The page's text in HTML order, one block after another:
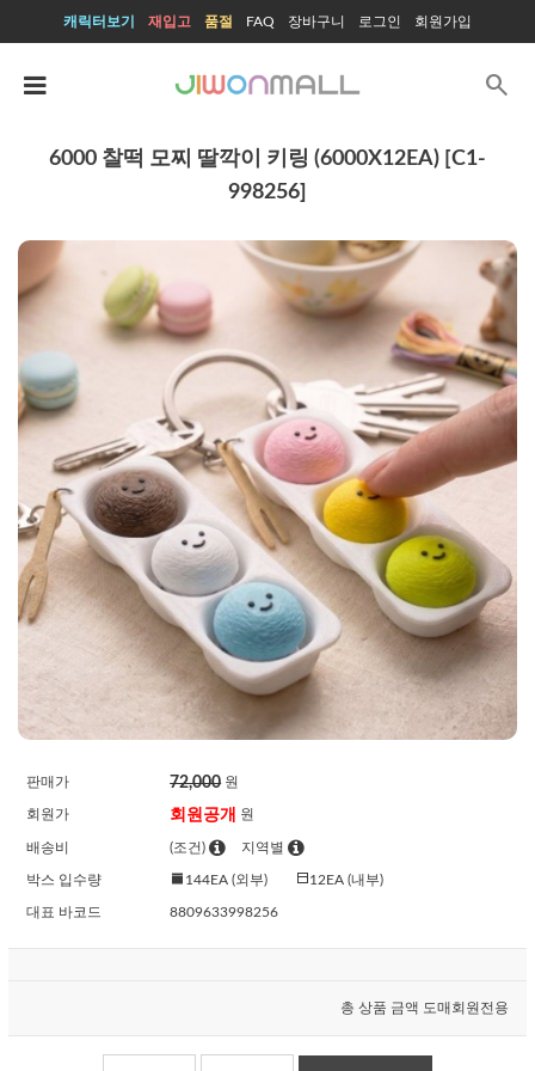
캐릭터보기 재입고 품절 FAQ 장바구니 로그인 회원가입
search
6000 찰떡 모찌 딸깍이 키링 (6000X12EA) [C1-
998256]
판매가 72,000원
회원가 회원공개 원
배송비 (조건) 지역별
박스 입수량 144EA (외부) 12EA (내부)
대표 바코드 8809633998256
총 상품 금액 도매회원전용